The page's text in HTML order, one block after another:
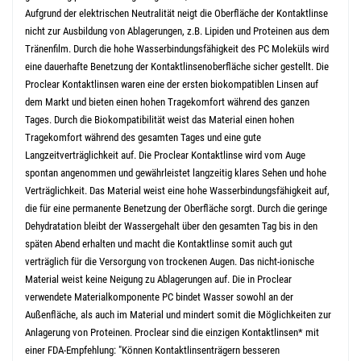
Aufgrund der elektrischen Neutralität neigt die Oberfläche der Kontaktlinse
nicht zur Ausbildung von Ablagerungen, z.B. Lipiden und Proteinen aus dem
Tränenfilm. Durch die hohe Wasserbindungsfähigkeit des PC Moleküls wird
eine dauerhafte Benetzung der Kontaktlinsenoberfläche sicher gestellt. Die
Proclear Kontaktlinsen waren eine der ersten biokompatiblen Linsen auf
dem Markt und bieten einen hohen Tragekomfort während des ganzen
Tages. Durch die Biokompatibilität weist das Material einen hohen
Tragekomfort während des gesamten Tages und eine gute
Langzeitverträglichkeit auf. Die Proclear Kontaktlinse wird vom Auge
spontan angenommen und gewährleistet langzeitig klares Sehen und hohe
Verträglichkeit. Das Material weist eine hohe Wasserbindungsfähigkeit auf,
die für eine permanente Benetzung der Oberfläche sorgt. Durch die geringe
Dehydratation bleibt der Wassergehalt über den gesamten Tag bis in den
späten Abend erhalten und macht die Kontaktlinse somit auch gut
verträglich für die Versorgung von trockenen Augen. Das nicht-ionische
Material weist keine Neigung zu Ablagerungen auf. Die in Proclear
verwendete Materialkomponente PC bindet Wasser sowohl an der
Außenfläche, als auch im Material und mindert somit die Möglichkeiten zur
Anlagerung von Proteinen. Proclear sind die einzigen Kontaktlinsen* mit
einer FDA-Empfehlung: "Können Kontaktlinsenträgern besseren